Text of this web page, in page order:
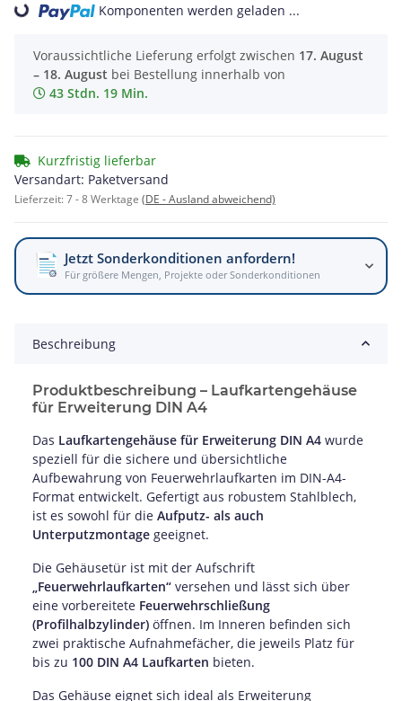
Loading... Komponenten werden geladen ...
Voraussichtliche Lieferung erfolgt zwischen 17. August
– 18. August bei Bestellung innerhalb von
43 Stdn. 19 Min.
Kurzfristig lieferbar
Versandart: Paketversand
Lieferzeit:7 - 8 Werktage (DE - Ausland abweichend)
Jetzt Sonderkonditionen anfordern!
Für größere Mengen, Projekte oder Sonderkonditionen
Beschreibung
Produktbeschreibung – Laufkartengehäuse
für Erweiterung DIN A4
Das Laufkartengehäuse für Erweiterung DIN A4 wurde
speziell für die sichere und übersichtliche
Aufbewahrung von Feuerwehrlaufkarten im DIN-A4-
Format entwickelt. Gefertigt aus robustem Stahlblech,
ist es sowohl für die Aufputz- als auch
Unterputzmontage geeignet.
Die Gehäusetür ist mit der Aufschrift
„Feuerwehrlaufkarten“ versehen und lässt sich über
eine vorbereitete Feuerwehrschließung
(Profilhalbzylinder) öffnen. Im Inneren befinden sich
zwei praktische Aufnahmefächer, die jeweils Platz für
bis zu 100 DIN A4 Laufkarten bieten.
Das Gehäuse eignet sich ideal als Erweiterung